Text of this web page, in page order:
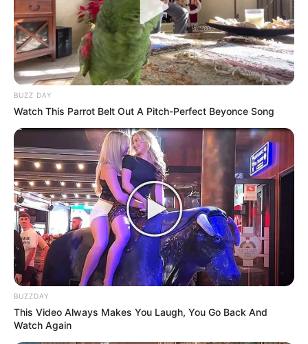
BUZZ DAY
Watch This Parrot Belt Out A Pitch-Perfect Beyonce Song
BUZZDAY
This Video Always Makes You Laugh, You Go Back And
Watch Again